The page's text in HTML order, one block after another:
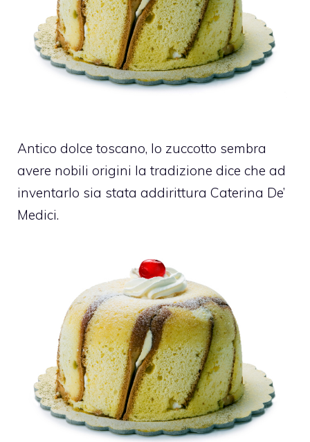
Antico dolce toscano, lo zuccotto sembra
avere nobili origini la tradizione dice che ad
inventarlo sia stata addirittura Caterina De’
Medici.